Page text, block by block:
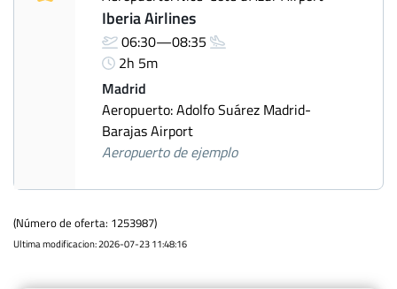
Iberia Airlines
06:30—08:35
2h 5m
Madrid
Aeropuerto: Adolfo Suárez Madrid-
Barajas Airport
Aeropuerto de ejemplo
(Número de oferta: 1253987)
Ultima modificacion: 2026-07-23 11:48:16